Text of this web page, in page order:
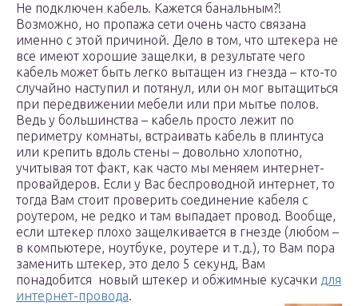
Не подключен кабель. Кажется банальным?!
Возможно, но пропажа сети очень часто связана
именно с этой причиной. Дело в том, что штекера не
все имеют хорошие защелки, в результате чего
кабель может быть легко вытащен из гнезда – кто-то
случайно наступил и потянул, или он мог вытащиться
при передвижении мебели или при мытье полов.
Ведь у большинства – кабель просто лежит по
периметру комнаты, встраивать кабель в плинтуса
или крепить вдоль стены – довольно хлопотно,
учитывая тот факт, как часто мы меняем интернет-
провайдеров. Если у Вас беспроводной интернет, то
тогда Вам стоит проверить соединение кабеля с
роутером, не редко и там выпадает провод. Вообще,
если штекер плохо защелкивается в гнезде (любом –
в компьютере, ноутбуке, роутере и т.д.), то Вам пора
заменить штекер, это дело 5 секунд, Вам
понадобится новый штекер и обжимные кусачки для
интернет-провода.